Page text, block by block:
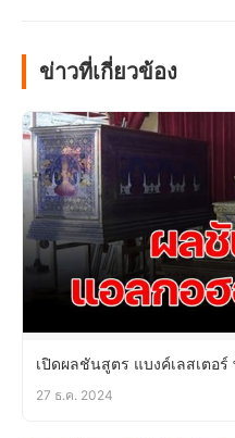
ข่าวที่เกี่ยวข้อง
เปิดผลชันสูตร แบงค์เลสเตอ
27 ธ.ค. 2024